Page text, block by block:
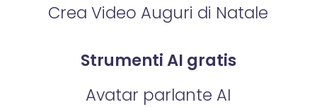
Crea Video Auguri di Natale
Strumenti AI gratis
Avatar parlante AI